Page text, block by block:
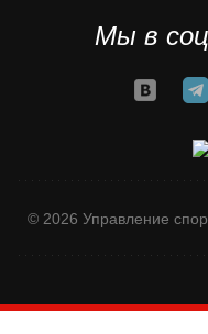
Мы в
© 2026 Управление